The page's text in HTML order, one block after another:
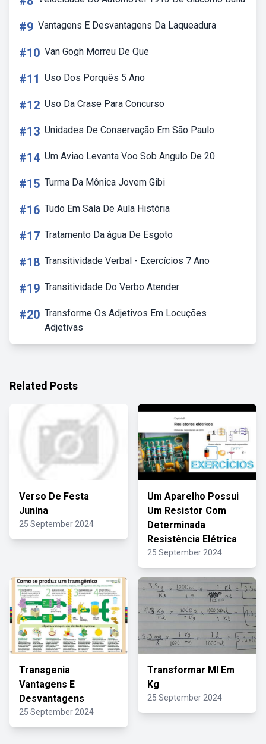
#9 Vantagens E Desvantagens Da Laqueadura
#10 Van Gogh Morreu De Que
#11 Uso Dos Porquês 5 Ano
#12 Uso Da Crase Para Concurso
#13 Unidades De Conservação Em São Paulo
#14 Um Aviao Levanta Voo Sob Angulo De 20
#15 Turma Da Mônica Jovem Gibi
#16 Tudo Em Sala De Aula História
#17 Tratamento Da água De Esgoto
#18 Transitividade Verbal - Exercícios 7 Ano
#19 Transitividade Do Verbo Atender
#20 Transforme Os Adjetivos Em Locuções
Adjetivas
Related Posts
Verso De Festa
Junina
25 September 2024
Um Aparelho Possui
Um Resistor Com
Determinada
Resistência Elétrica
25 September 2024
Transgenia
Vantagens E
Desvantagens
25 September 2024
Transformar Ml Em
Kg
25 September 2024